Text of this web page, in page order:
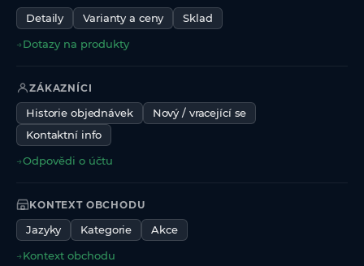
Detaily Varianty a ceny Sklad
→Dotazy na produkty
ZÁKAZNÍCI
Historie objednávek
Nový / vracející se
Kontaktní info
→Odpovědi o účtu
KONTEXT OBCHODU
Jazyky Kategorie Akce
→Kontext obchodu